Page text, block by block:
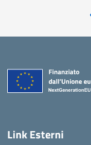
Link Esterni